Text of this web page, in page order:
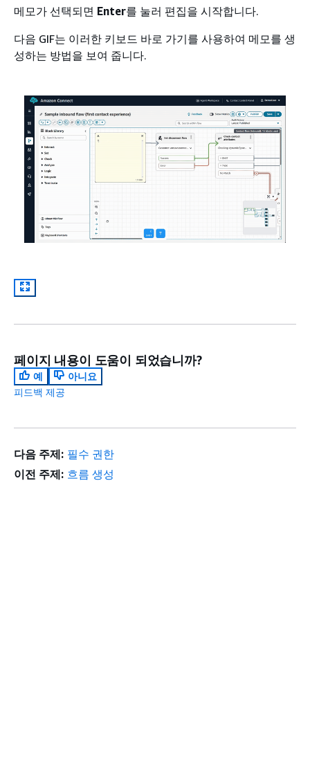
메모가 선택되면 Enter를 눌러 편집을 시작합니다.
다음 GIF는 이러한 키보드 바로 가기를 사용하여 메모를 생
성하는 방법을 보여 줍니다.
페이지 내용이 도움이 되었습니까?
예
아니요
피드백 제공
다음 주제: 필수 권한
이전 주제: 흐름 생성